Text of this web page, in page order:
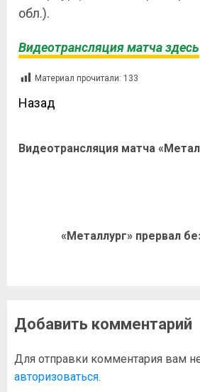
обл.).
Видеотрансляция матча здесь
Материал прочитали: 133
Назад
Видеотрансляция матча
«Металлург» прервал
Добавить комментарий
Для отправки комментария вам
авторизоваться.